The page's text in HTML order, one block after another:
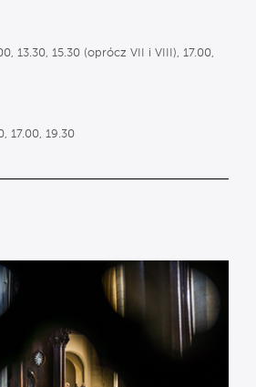
13.30, 15.30 (oprócz VII i VIII), 17.00,
17.00, 19.30